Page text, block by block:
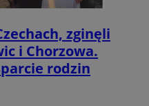
zginęli
i Chorzowa.
rodzin